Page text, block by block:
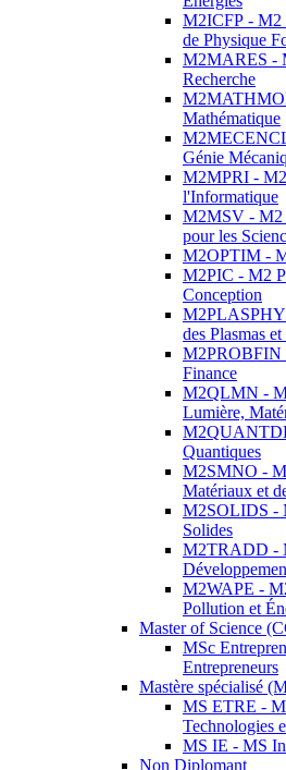
M2ICFP - M2
de Physique
M2MARES -
Recherche
Mathématique
Génie
M2MPRI -
l'Informatique
M2MSV - M2
pour les
M2OPTIM -
M2PIC - M2
Conception
des Plasmas
M2PROBFIN
Finance
M2QLMN -
Lumière,
Quantiques
M2SMNO -
Matériaux et
M2SOLIDS -
Solides
M2TRADD -
M2WAPE -
Pollution et
Master of Science
MSc
Entrepreneurs
Mastère spécialisé
MS ETRE -
Technologies
MS IE - MS
Non Diplomant